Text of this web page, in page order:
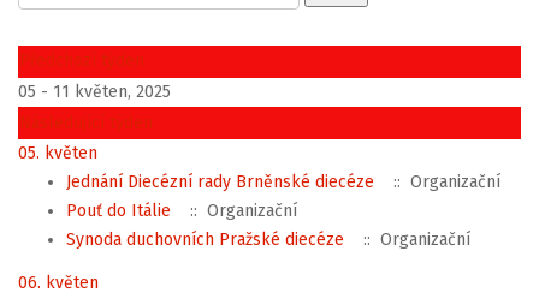
Předchozí týden
05 - 11 květen, 2025
Následující týden
05. květen
Jednání Diecézní rady Brněnské diecéze
:: Organizační
Pouť do Itálie
:: Organizační
Synoda duchovních Pražské diecéze
:: Organizační
06. květen